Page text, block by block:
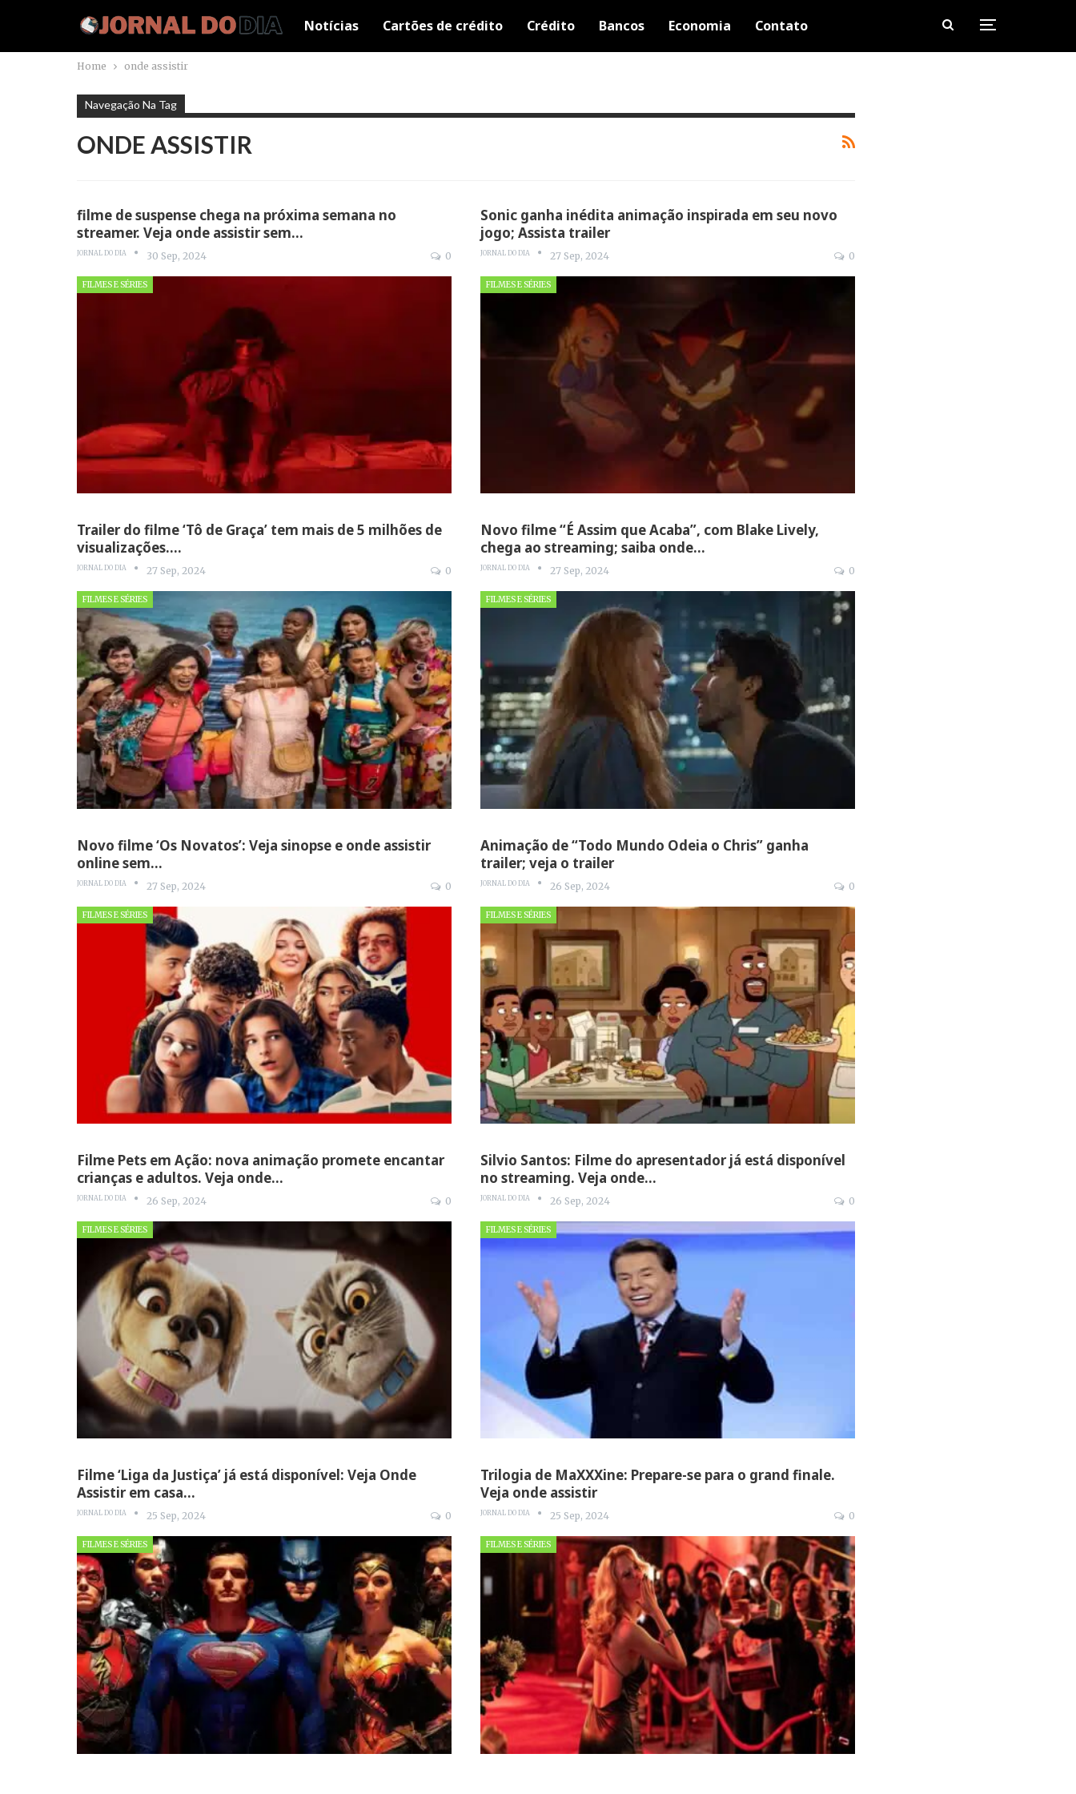
Notícias Cartões de crédito Crédito Bancos Economia Contato
Home onde assistir
Navegação Na Tag
ONDE ASSISTIR
filme de suspense chega na próxima semana no
streamer. Veja onde assistir sem…
JORNAL DO DIA 30 Sep, 2024 0
FILMES E SÉRIES
Sonic ganha inédita animação inspirada em seu novo
jogo; Assista trailer
JORNAL DO DIA 27 Sep, 2024 0
FILMES E SÉRIES
Trailer do filme ‘Tô de Graça’ tem mais de 5 milhões de
visualizações.…
JORNAL DO DIA 27 Sep, 2024 0
FILMES E SÉRIES
Novo filme “É Assim que Acaba”, com Blake Lively,
chega ao streaming; saiba onde…
JORNAL DO DIA 27 Sep, 2024 0
FILMES E SÉRIES
Novo filme ‘Os Novatos’: Veja sinopse e onde assistir
online sem…
JORNAL DO DIA 27 Sep, 2024 0
FILMES E SÉRIES
Animação de “Todo Mundo Odeia o Chris” ganha
trailer; veja o trailer
JORNAL DO DIA 26 Sep, 2024 0
FILMES E SÉRIES
Filme Pets em Ação: nova animação promete encantar
crianças e adultos. Veja onde…
JORNAL DO DIA 26 Sep, 2024 0
FILMES E SÉRIES
Silvio Santos: Filme do apresentador já está disponível
no streaming. Veja onde…
JORNAL DO DIA 26 Sep, 2024 0
FILMES E SÉRIES
Filme ‘Liga da Justiça’ já está disponível: Veja Onde
Assistir em casa…
JORNAL DO DIA 25 Sep, 2024 0
FILMES E SÉRIES
Trilogia de MaXXXine: Prepare-se para o grand finale.
Veja onde assistir
JORNAL DO DIA 25 Sep, 2024 0
FILMES E SÉRIES